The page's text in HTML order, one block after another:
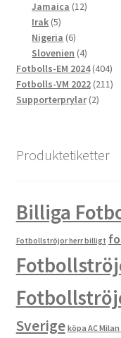
produkter
Jamaica 1212
Irak 55
produkter
Nigeria 66
produkter
Slovenien 44
produkter
Fotbolls-EM 2024 404404
Fotbolls-VM 2022 211211
Supporterprylar 22
Produktetiketter
Billiga
Fotbollströjor herr billigt
Sverige köpa AC